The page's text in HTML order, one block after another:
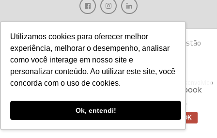
Utilizamos cookies para oferecer melhor
experiência, melhorar o desempenho, analisar
como você interage em nosso site e
personalizar conteúdo. Ao utilizar este site, você
concorda com o uso de cookies.
Ok, entendi!
Gastronomia Móveis Decoração Hotelaria
Gestão
Marketing
Tecnologia Eventos
Copyright © 2017 Servir com Requinte • Franco Bachot Móveis . Desenvolvido
Aviso:Nós da Franco Bachot utilizamos de
cookies com ferramentas do Google e Facebook
experiência de nossos clientes para oferecer
melhores produtos e serviços. OK